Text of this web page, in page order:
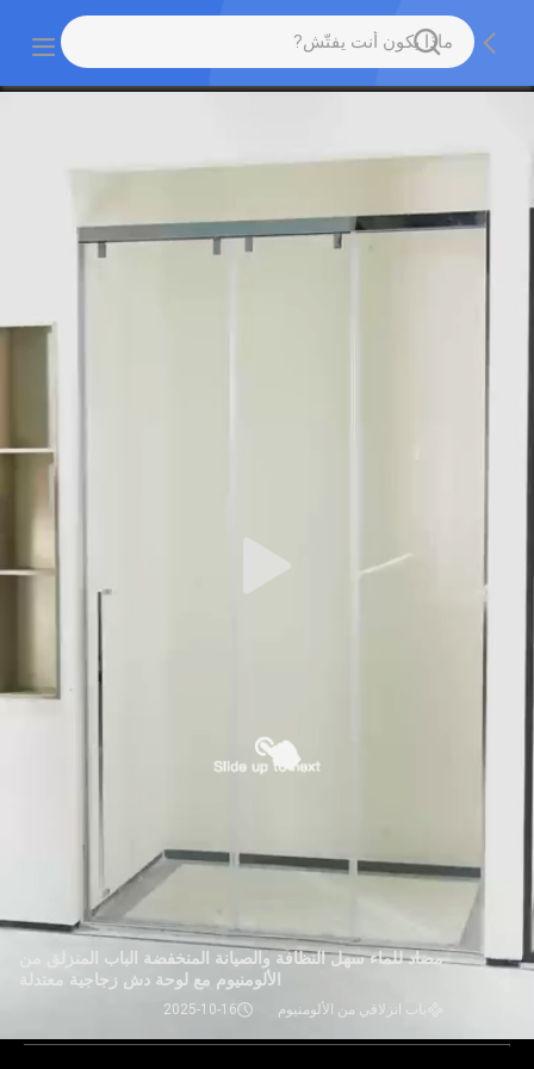
مضاد للماء سهل النظافة والصيانة المنخفضة الباب المنزلق من
الألومنيوم مع لوحة دش زجاجية معتدلة
باب انزلاقي من الألومنيوم 2025-10-16